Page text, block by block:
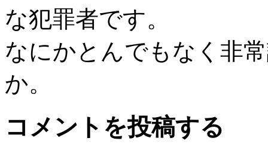
な犯罪者です。
なにかとんでもなく非
か。
コメントを投稿する